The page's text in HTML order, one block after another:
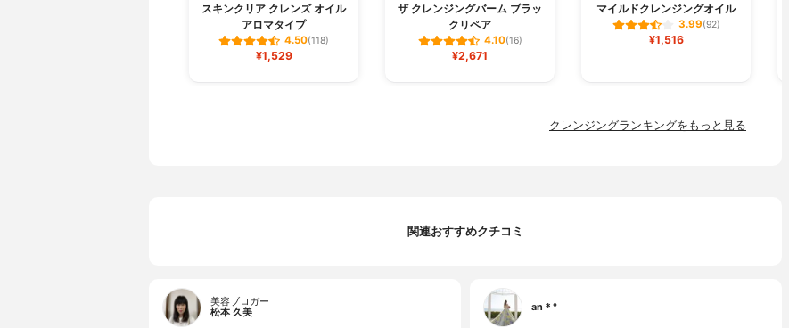
スキンクリア クレンズ オイル
アロマタイプ
4.50(118)
¥1,529
ザ クレンジングバーム ブラッ
クリペア
4.10(16)
¥2,671
マイルドクレンジングオイル
3.99(92)
¥1,516
クレンジングランキングをもっと見る
関連おすすめクチコミ
美容ブロガー
松本 久美
an＊°